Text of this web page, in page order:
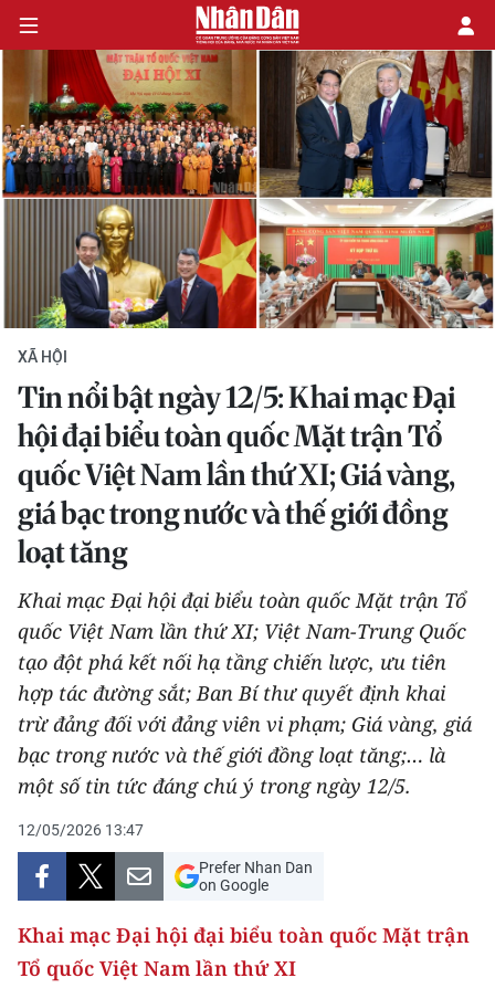
CHÍNH TRỊ
KINH TẾ
VĂN HÓA
XÃ HỘI
PHÁP LUẬT
DU LỊCH
THẾ GIỚI
THỂ THAO
GIÁO DỤC
Y TẾ
KHOA HỌC - CÔNG NGHỆ
MÔI TRƯỜNG
BẠN ĐỌC
KIỂM CHỨNG THÔNG TIN
TRI THỨC CHUYÊN SÂU
54 DÂN TỘC VIỆT NAM
XÃ HỘI
Tin nổi bật ngày 12/5: Khai mạc Đại
hội đại biểu toàn quốc Mặt trận Tổ
quốc Việt Nam lần thứ XI; Giá vàng,
giá bạc trong nước và thế giới đồng
loạt tăng
Khai mạc Đại hội đại biểu toàn quốc Mặt trận Tổ
quốc Việt Nam lần thứ XI; Việt Nam-Trung Quốc
tạo đột phá kết nối hạ tầng chiến lược, ưu tiên
hợp tác đường sắt; Ban Bí thư quyết định khai
trừ đảng đối với đảng viên vi phạm; Giá vàng, giá
bạc trong nước và thế giới đồng loạt tăng;… là
một số tin tức đáng chú ý trong ngày 12/5.
12/05/2026 13:47
Prefer Nhan Dan
on Google
Khai mạc Đại hội đại biểu toàn quốc Mặt trận
Tổ quốc Việt Nam lần thứ XI